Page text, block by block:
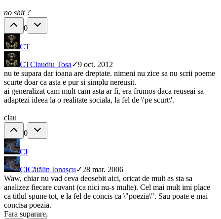
no shit ?
0
CT
CTClaudiu Tosa✓9 oct. 2012
nu te supara dar ioana are dreptate. nimeni nu zice sa nu scrii poeme
scurte doar ca asta e pur si simplu nereusit.
ai generalizat cam mult cam asta ar fi, era frumos daca reuseai sa
adaptezi ideea la o realitate sociala, la fel de \'pe scurt\'.
clau
0
CI
CICătălin Ionașcu✓28 mar. 2006
Waw, chiar nu vad ceva deosebit aici, oricat de mult as sta sa
analizez fiecare cuvant (ca nici nu-s multe). Cel mai mult imi place
ca titlul spune tot, e la fel de concis ca \"poezia\". Sau poate e mai
concisa poezia.
Fara suparare,